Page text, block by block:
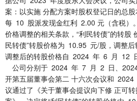
案：以实施 分配方案时股权登记日的总
每 10 股派发现金红利 2.00 元（含税）
价格调整的相关条款，“利民转债”的转股
民转债”转股价格为 10.95 元/股，调整
调整后的转股价格自 2024 年 6 月 12
公司分别于 2024 年 7 月 2 日、
开第五届董事会第二 十六次会议和
议通过了《关于董事会提议向下修 正可